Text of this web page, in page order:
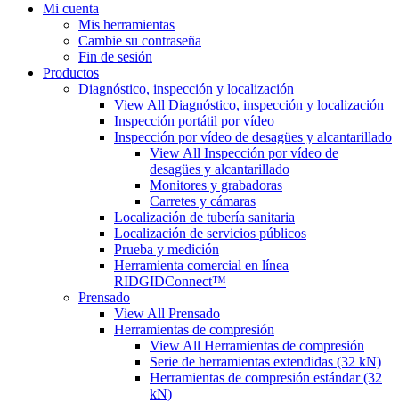
Mi cuenta
Mis herramientas
Cambie su contraseña
Fin de sesión
Productos
Diagnóstico, inspección y localización
View All Diagnóstico, inspección y localización
Inspección portátil por vídeo
Inspección por vídeo de desagües y alcantarillado
View All Inspección por vídeo de
desagües y alcantarillado
Monitores y grabadoras
Carretes y cámaras
Localización de tubería sanitaria
Localización de servicios públicos
Prueba y medición
Herramienta comercial en línea
RIDGIDConnect™
Prensado
View All Prensado
Herramientas de compresión
View All Herramientas de compresión
Serie de herramientas extendidas (32 kN)
Herramientas de compresión estándar (32
kN)